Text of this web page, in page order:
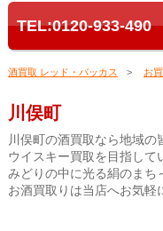
TEL:0120-933-490
酒買取 レッド・バッカス お
川俣町
川俣町の酒買取なら地域の
ウイスキー買取を目指して
みどりの中に光る絹のまち
お酒買取りは当店へお気軽